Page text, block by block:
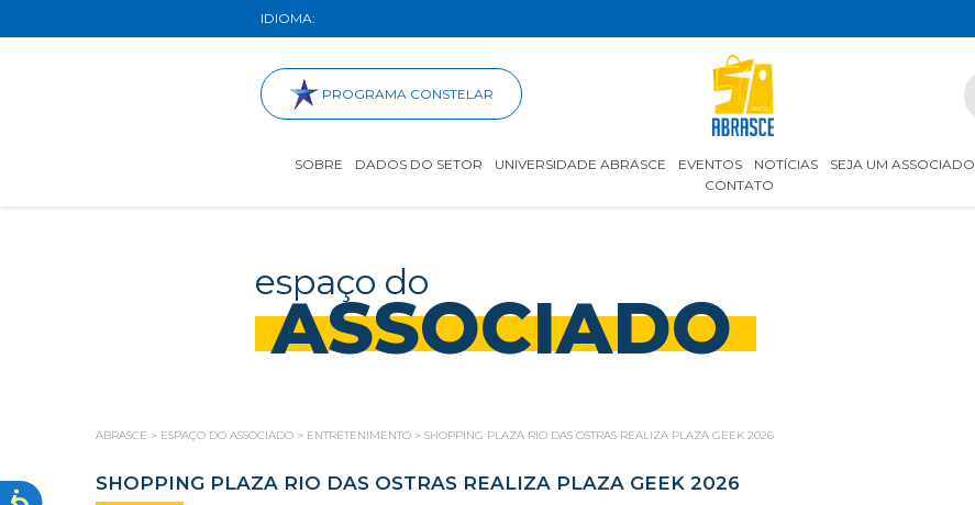
IDIOMA:
PROGRAMA CONSTELAR
SOBRE DADOS DO SETOR UNIVERSIDADE ABRASCE EVENTOS NOTÍCIAS SEJA UM ASSOCIADO
CONTATO
espaço do
ASSOCIADO
ABRASCE > ESPAÇO DO ASSOCIADO > ENTRETENIMENTO > SHOPPING PLAZA RIO DAS OSTRAS REALIZA PLAZA GEEK 2026
SHOPPING PLAZA RIO DAS OSTRAS REALIZA PLAZA GEEK 2026